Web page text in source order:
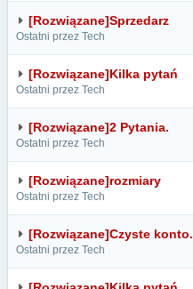
[Rozwiązane]Sprzedarz
Ostatni przez Tech
[Rozwiązane]Kilka pytań
Ostatni przez Tech
[Rozwiązane]2 Pytania.
Ostatni przez Tech
[Rozwiązane]rozmiary
Ostatni przez Tech
[Rozwiązane]Czyste konto.
Ostatni przez Tech